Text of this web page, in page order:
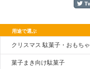
用途で選ぶ
クリスマス 駄菓子・おもちゃ
菓子まき向け駄菓子